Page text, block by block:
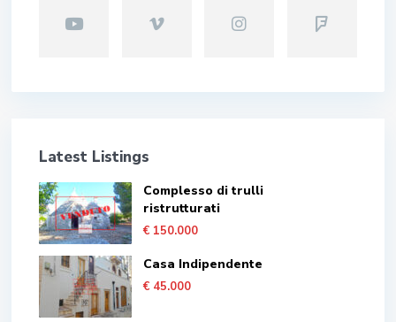
Latest Listings
Complesso di trulli
ristrutturati
€ 150.000
Casa Indipendente
€ 45.000